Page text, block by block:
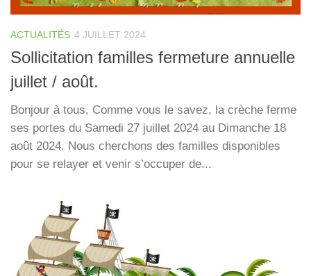
ACTUALITÉS 4 JUILLET 2024
Sollicitation familles fermeture annuelle
juillet / août.
Bonjour à tous, Comme vous le savez, la crèche ferme
ses portes du Samedi 27 juillet 2024 au Dimanche 18
août 2024. Nous cherchons des familles disponibles
pour se relayer et venir s’occuper de...